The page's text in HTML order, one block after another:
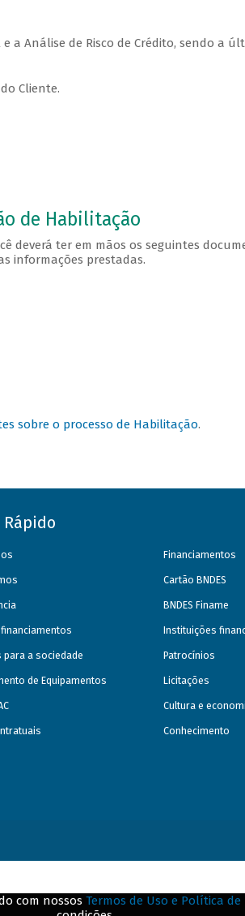
a Análise de Risco de Crédito, sendo a
Cliente.
de Habilitação
deverá ter em mãos os seguintes
informações prestadas.
sobre o processo de Habilitação.
Rápido
para a sociedade
de Equipamentos
Financiamentos
Cartão BNDES
BNDES Finame
Instituições
Patrocínios
Licitações
Cultura e
Conhecimento
com nossos Termos de Uso e Política de